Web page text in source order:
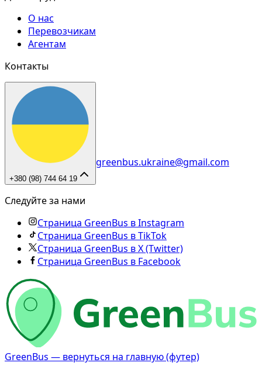
О нас
Перевозчикам
Агентам
Контакты
+380 (98) 744 64 19
greenbus.ukraine@gmail.com
Следуйте за нами
Страница GreenBus в Instagram
Страница GreenBus в TikTok
Страница GreenBus в X (Twitter)
Страница GreenBus в Facebook
GreenBus — вернуться на главную (футер)